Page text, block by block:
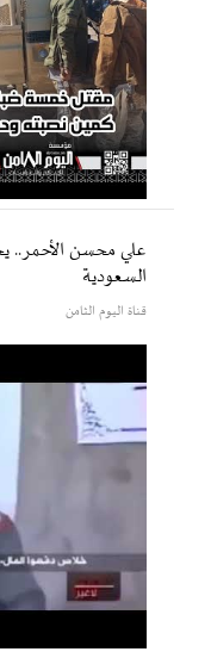
علي محسن الأحمر..
السعودية
قناة اليوم الثامن